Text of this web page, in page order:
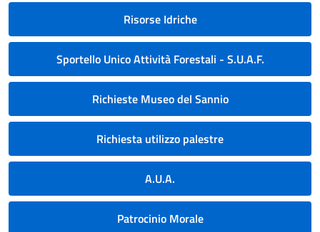
Risorse Idriche
Sportello Unico Attività Forestali - S.U.A.F.
Richieste Museo del Sannio
Richiesta utilizzo palestre
A.U.A.
Patrocinio Morale